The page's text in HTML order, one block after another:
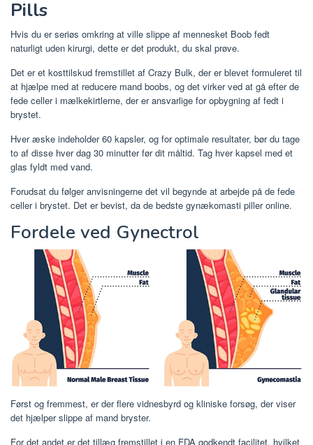
Pills
Hvis du er seriøs omkring at ville slippe af mennesket Boob fedt
naturligt uden kirurgi, dette er det produkt, du skal prøve.
Det er et kosttilskud fremstillet af Crazy Bulk, der er blevet formuleret til
at hjælpe med at reducere mand boobs, og det virker ved at gå efter de
fede celler i mælkekirtlerne, der er ansvarlige for opbygning af fedt i
brystet.
Hver æske indeholder 60 kapsler, og for optimale resultater, bør du tage
to af disse hver dag 30 minutter før dit måltid. Tag hver kapsel med et
glas fyldt med vand.
Forudsat du følger anvisningerne det vil begynde at arbejde på de fede
celler i brystet. Det er bevist, da de bedste gynækomasti piller online.
Fordele ved Gynectrol
Først og fremmest, er der flere vidnesbyrd og kliniske forsøg, der viser
det hjælper slippe af mand bryster.
For det andet er det tillæg fremstillet i en FDA godkendt facilitet, hvilket